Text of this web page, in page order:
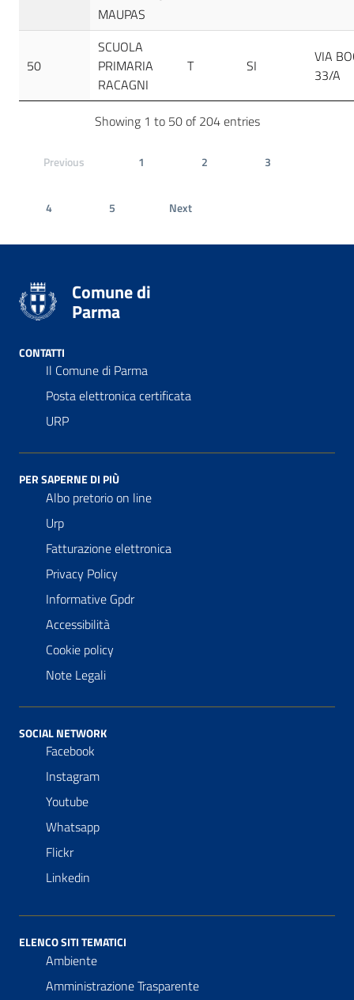
MAUPAS
50
SCUOLA
PRIMARIA
RACAGNI
T SI
VIA
33/A
Showing 1 to 50 of 204 entries
Previous 1 2 3
4 5 Next
Comune di
Parma
CONTATTI
Il Comune di Parma
Posta elettronica certificata
URP
PER SAPERNE DI PIÙ
Albo pretorio on line
Urp
Fatturazione elettronica
Privacy Policy
Informative Gpdr
Accessibilità
Cookie policy
Note Legali
SOCIAL NETWORK
Facebook
Instagram
Youtube
Whatsapp
Flickr
Linkedin
ELENCO SITI TEMATICI
Ambiente
Amministrazione Trasparente